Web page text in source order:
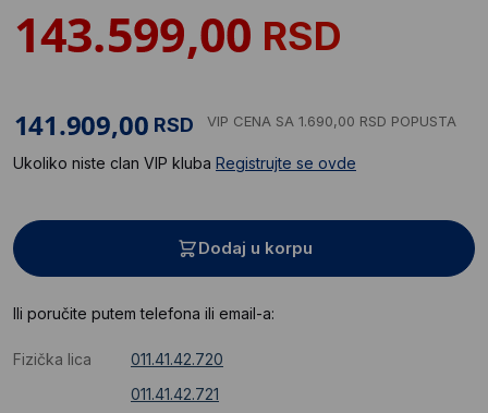
RSD
RSD VIP CENA SA 1.690,00 RSD POPUSTA
Ukoliko niste clan VIP kluba Registrujte se ovde
Dodaj u korpu
Ili poručite putem telefona ili email-a:
Fizička lica
011.41.42.720
011.41.42.721